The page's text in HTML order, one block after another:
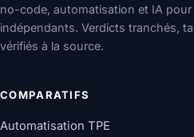
no-code, automatisation et IA pour
indépendants. Verdicts tranchés,
vérifiés à la source.
COMPARATIFS
Automatisation TPE